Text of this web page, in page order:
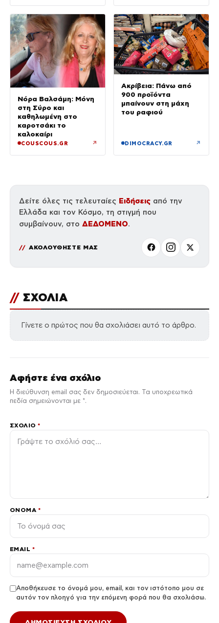
Νόρα Βαλσάμη: Μόνη
στη Σύρο και
καθηλωμένη στο
καροτσάκι το
καλοκαίρι
COUSCOUS.GR ↗
Ακρίβεια: Πάνω από
900 προϊόντα
μπαίνουν στη μάχη
του ραφιού
DIMOCRACY.GR ↗
Δείτε όλες τις τελευταίες Ειδήσεις από την
Ελλάδα και τον Κόσμο, τη στιγμή που
συμβαίνουν, στο ΔΕΔΟΜΕΝΟ.
ΑΚΟΛΟΥΘΗΣΤΕ ΜΑΣ
// ΣΧΟΛΙΑ
Γίνετε ο πρώτος που θα σχολιάσει αυτό το άρθρο.
Αφήστε ένα σχόλιο
Η διεύθυνση email σας δεν δημοσιεύεται. Τα υποχρεωτικά
πεδία σημειώνονται με *.
ΣΧΌΛΙΟ*
ΌΝΟΜΑ *
EMAIL *
Αποθήκευσε το όνομά μου, email, και τον ιστότοπο μου σε
αυτόν τον πλοηγό για την επόμενη φορά που θα σχολιάσω.